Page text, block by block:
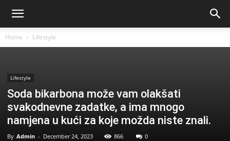
Home Lifestyle
Lifestyle
Soda bikarbona može vam olakšati
svakodnevne zadatke, a ima mnogo
namjena u kući za koje možda niste znali.
By Admin - December 24, 2023 866 0